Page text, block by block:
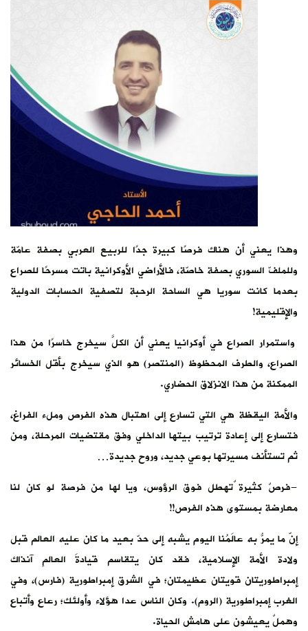
وهذا يعني أن هناك فرصًا كبيرة جدًا للربيع العربي بصفة عامّة
وللملفّ السوري بصفة خاصّة، فالأراضي الأوكرانية باتت مسرحًا للصراع
بعدما كانت سوريا هي الساحة الرحبة لتصفية الحسابات الدولية
والإقليمية!
واستمرار الصراع في أوكرانيا يعني أن الكلَّ سيخرج خاسرًا من هذا
الصراع، والطرف المحظوظ (المنتصر) هو الذي سيخرج بأقل الخسائر
الممكنة من هذا الانزلاق الحضاري.
والأمة اليقظة هي التي تسارع إلى اهتبال هذه الفرص وملء الفراغ،
فتسارع إلى إعادة ترتيب بيتها الداخلي وفق مقتضيات المرحلة، ومن
ثم تستأنف مسيرتها بوعي جديد، وروح جديدة…
-فرصٌ كثيرة ٌتهطل فوق الرؤوس، ويا لها من فرصة لو كان لنا
معارضة بمستوى هذه الفرص!!
إنّ ما يمرُّ به عالَمُنا اليوم يشبه إلى حدّ بعيد ما كان عليه العالم قبل
ولادة الأمة الإسلامية، فقد كان يتقاسم قيادةَ العالمِ آنذاك
إمبراطوريتان قويتان عظيمتان؛ في الشرق إمبراطورية (فارس)، وفي
الغرب إمبراطورية (الروم). وكان الناس عدا هؤلاء وأولئك؛ رعاع وأتباع
وهملٌ يعيشون على هامش الحياة.